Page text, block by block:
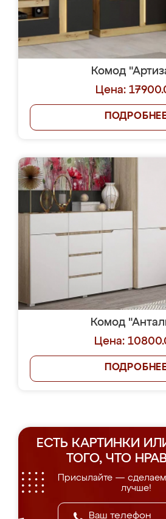
Комод
Цена:
Комод
Цена:
ЕСТЬ КАРТИНКИ
ТОГО, ЧТО
Присылайте —
лучше!